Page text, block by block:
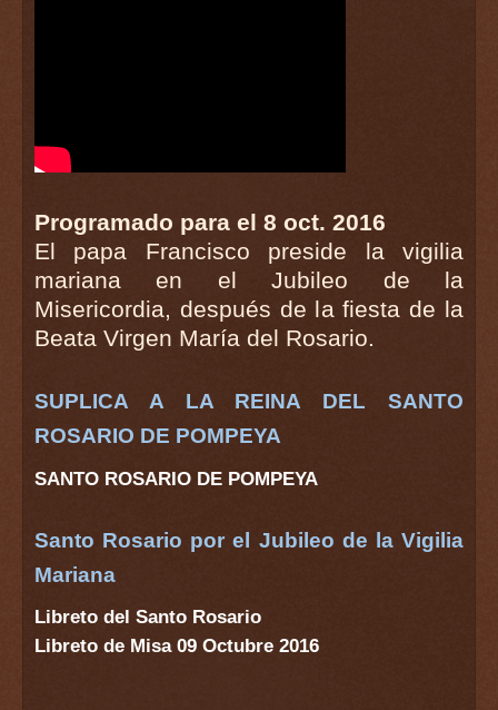
Programado para el 8 oct. 2016
El papa Francisco preside la vigilia
mariana en el Jubileo de la
Misericordia, después de la fiesta de la
Beata Virgen María del Rosario.
SUPLICA A LA REINA DEL SANTO
ROSARIO DE POMPEYA
SANTO ROSARIO DE POMPEYA
Santo Rosario por el Jubileo de la Vigilia
Mariana
Libreto del Santo Rosario
Libreto de Misa 09 Octubre 2016